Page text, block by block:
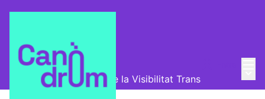
Canòdrom Obert
Commemorem el Dia de la Visibilitat Trans